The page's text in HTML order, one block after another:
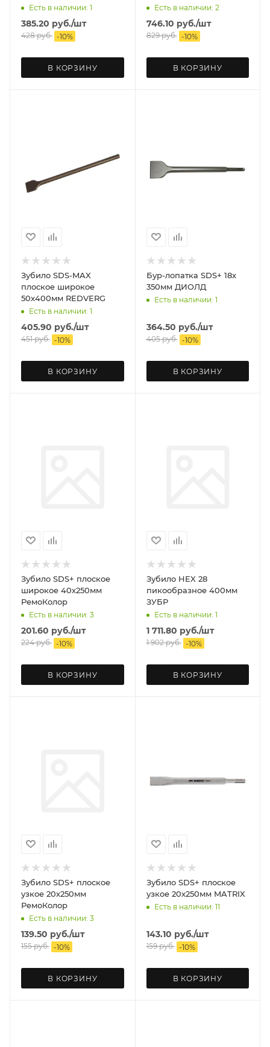
Есть в наличии: 1
385.20 руб./шт
428руб. -10%
В КОРЗИНУ
Есть в наличии: 2
746.10 руб./шт
829руб. -10%
В КОРЗИНУ
Зубило SDS-MAX
плоское широкое
50х400мм REDVERG
Есть в наличии: 1
405.90 руб./шт
451руб. -10%
В КОРЗИНУ
Бур-лопатка SDS+ 18х
350мм ДИОЛД
Есть в наличии: 1
364.50 руб./шт
405руб. -10%
В КОРЗИНУ
Зубило SDS+ плоское
широкое 40х250мм
РемоКолор
Есть в наличии: 3
201.60 руб./шт
224руб. -10%
В КОРЗИНУ
Зубило HEX 28
пикообразное 400мм
ЗУБР
Есть в наличии: 1
1 711.80 руб./шт
1 902руб. -10%
В КОРЗИНУ
Зубило SDS+ плоское
узкое 20х250мм
РемоКолор
Есть в наличии: 3
139.50 руб./шт
155руб. -10%
В КОРЗИНУ
Зубило SDS+ плоское
узкое 20х250мм MATRIX
Есть в наличии: 11
143.10 руб./шт
159руб. -10%
В КОРЗИНУ